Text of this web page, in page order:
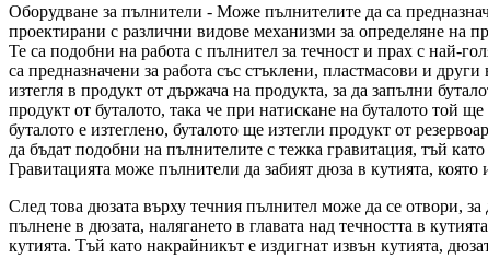
Оборудване за пълнители - Може пълнителите да са
проектирани с различни видове механизми за определяне на
Те са подобни на работа с пълнител за течност и прах с най-
са предназначени за работа със стъклени, пластмасови и
изтегля в продукт от държача на продукта, за да запълни
продукт от буталото, така че при натискане на буталото той
буталото е изтеглено, буталото ще изтегли продукт от
да бъдат подобни на пълнителите с тежка гравитация, тъй
Гравитацията може пълнители да забият дюза в кутията,
След това дюзата върху течния пълнител може да се отвори,
пълнене в дюзата, налягането в главата над течността в
кутията. Тъй като накрайникът е издигнат извън кутията,